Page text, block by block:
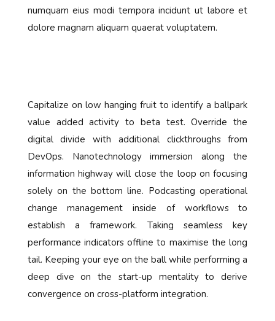
numquam eius modi tempora incidunt ut labore et
dolore magnam aliquam quaerat voluptatem.
Capitalize on low hanging fruit to identify a ballpark
value added activity to beta test. Override the
digital divide with additional clickthroughs from
DevOps. Nanotechnology immersion along the
information highway will close the loop on focusing
solely on the bottom line. Podcasting operational
change management inside of workflows to
establish a framework. Taking seamless key
performance indicators offline to maximise the long
tail. Keeping your eye on the ball while performing a
deep dive on the start-up mentality to derive
convergence on cross-platform integration.